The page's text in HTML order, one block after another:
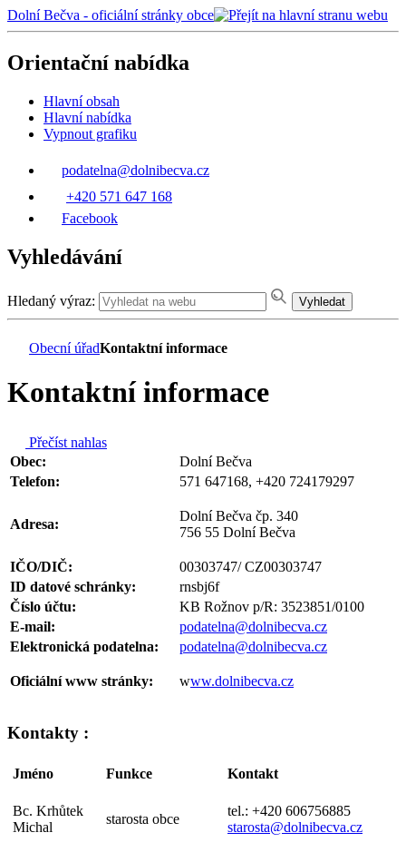
Dolní Bečva - oficiální stránky obce
Orientační nabídka
Hlavní obsah
Hlavní nabídka
Vypnout grafiku
podatelna@dolnibecva.cz
+420 571 647 168
Facebook
Vyhledávání
Hledaný výraz: Vyhledat
Obecní úřadKontaktní informace
Kontaktní informace
Přečíst nahlas
Obec:
Dolní Bečva
Telefon:
571 647168, +420 724179297
Adresa:
Dolní Bečva čp. 340
756 55 Dolní Bečva
IČO/DIČ:
00303747/ CZ00303747
ID datové schránky:
rnsbj6f
Číslo účtu:
KB Rožnov p/R: 3523851/0100
E-mail:
podatelna@dolnibecva.cz
Elektronická podatelna:
podatelna@dolnibecva.cz
Oficiální www stránky: www.dolnibecva.cz
Kontakty :
Jméno Funkce Kontakt
Bc. Krhůtek
Michal
starosta obce
tel.: +420 606756885
starosta@dolnibecva.cz